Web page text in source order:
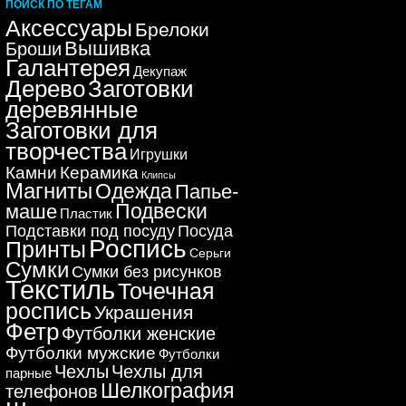
ПОИСК ПО ТЕГАМ
Аксессуары Брелоки
Броши Вышивка
Галантерея Декупаж
ДеревоЗаготовки
деревянные
Заготовки для
творчества Игрушки
Камни Керамика Клипсы
Магниты ОдеждаПапье-
маше Пластик Подвески
Подставки под посуду Посуда
Принты Роспись Серьги
Сумки Сумки без рисунков
ТекстильТочечная
росписьУкрашения
ФетрФутболки женские
Футболки мужские Футболки
парные Чехлы Чехлы для
телефонов Шелкография